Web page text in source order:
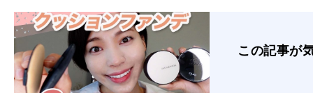
この記事が